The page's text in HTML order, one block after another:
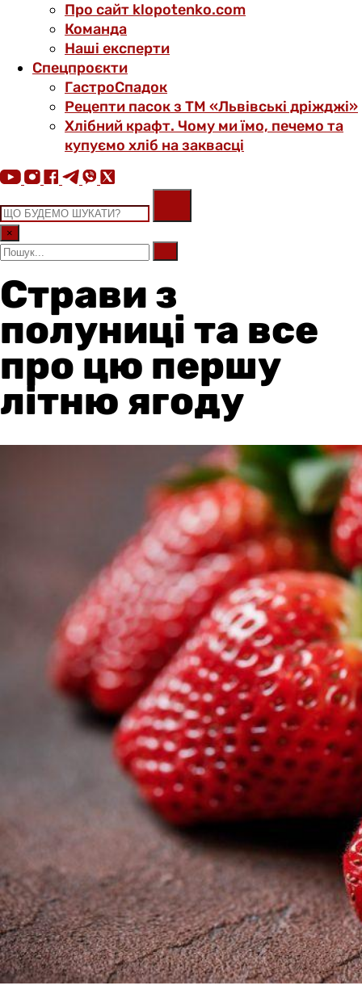
Про сайт klopotenko.com
Команда
Наші експерти
Спецпроєкти
ГастроСпадок
Рецепти пасок з ТМ «Львівські дріжджі»
Хлібний крафт. Чому ми їмо, печемо та
купуємо хліб на заквасці
×
Страви з
полуниці та все
про цю першу
літню ягоду